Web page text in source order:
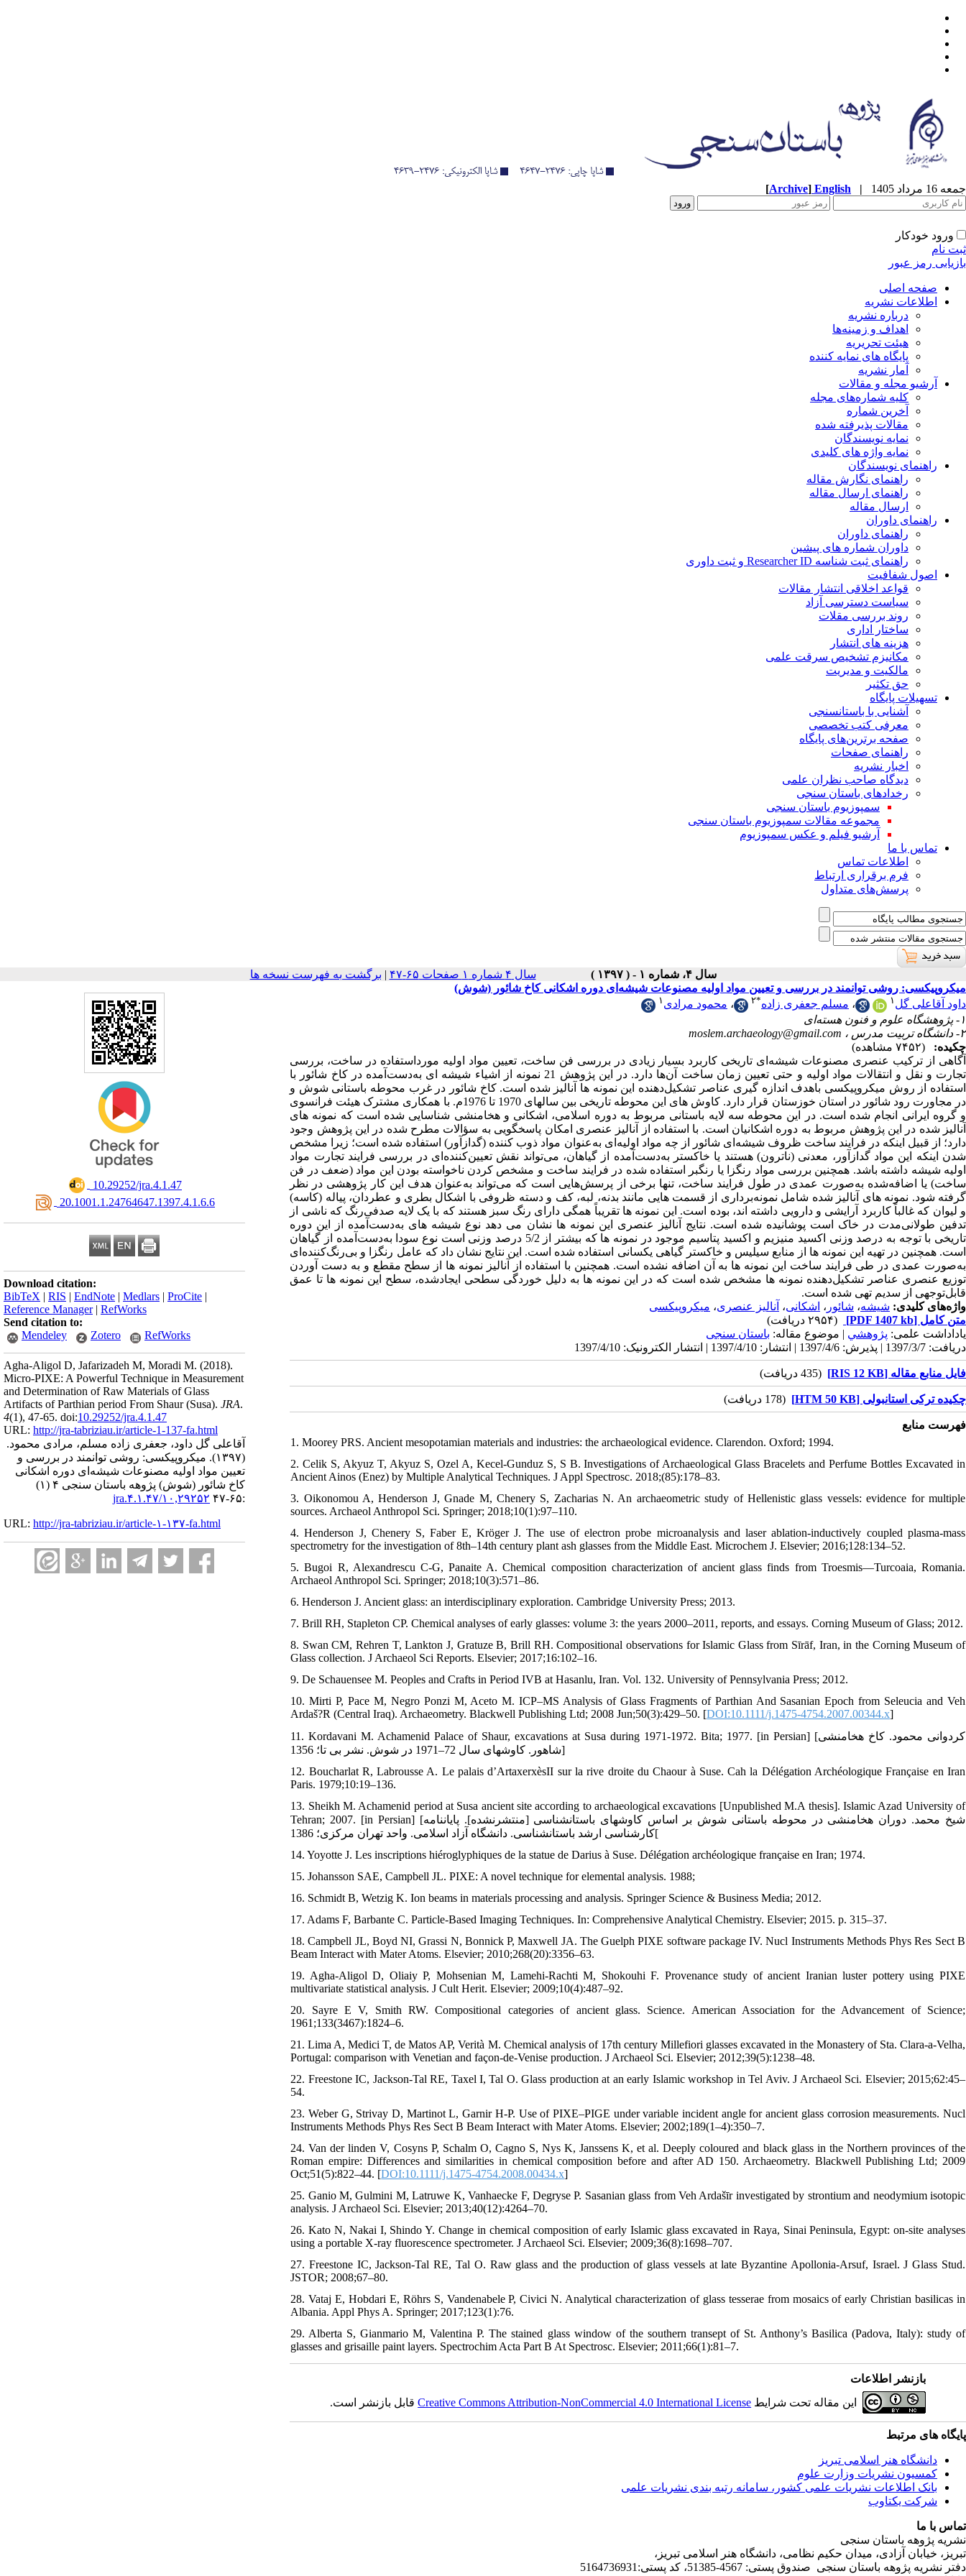
جمعه 16 مرداد 1405 |
English
[Archive]
ورود خودکار
ثبت نام
بازیابی رمز عبور
صفحه اصلی
اطلاعات نشریه
درباره نشریه
اهداف و زمینه‌ها
هیئت تحریریه
پایگاه های نمایه کننده
آمار نشریه
آرشیو مجله و مقالات
کلیه شماره‌های مجله
آخرین شماره
مقالات پذیرفته شده
نمایه نویسندگان
نمایه واژه های کلیدی
راهنمای نویسندگان
راهنمای نگارش مقاله
راهنمای ارسال مقاله
ارسال مقاله
راهنمای داوران
راهنمای داوران
داوران شماره های پیشین
راهنمای ثبت شناسه Researcher ID و ثبت داوری
اصول شفافیت
قواعد اخلاقی انتشار مقالات
سیاست دسترسی آزاد
روند بررسی مقلات
ساختار اداری
هزینه های انتشار
ﻣﮑﺎﻧﯿﺰم ﺗﺸﺨﯿﺺ ﺳﺮﻗﺖ ﻋﻠﻤﯽ
مالکیت و مدیریت
حق تکثیر
تسهیلات پایگاه
آشنایی با باستانسنجی
معرفی کتب تخصصی
صفحه برترین‌های پایگاه
راهنمای صفحات
اخبار نشریه
دیدگاه صاحب نظران علمی
رخدادهای باستان سنجی
سمپوزیوم باستان سنجی
مجموعه مقالات سمپوزیوم باستان سنجی
آرشیو فیلم و عکس سمپوزیوم
تماس با ما
اطلاعات تماس
فرم برقراری ارتباط
پرسش‌های متداول
سال ۴، شماره ۱ - ( ۱۳۹۷ ) سال ۴ شماره ۱ صفحات ۶۵-۴۷ | برگشت به فهرست نسخه ها
‎ 10.29252/jra.4.1.47
‎ 20.1001.1.24764647.1397.4.1.6.6
Download citation:
BibTeX | RIS | EndNote | Medlars | ProCite |
Reference Manager| RefWorks
Send citation to:
Mendeley
Zotero RefWorks
Agha-Aligol D, Jafarizadeh M, Moradi M. (2018).
Micro-PIXE: A Powerful Technique in Measurement
and Determination of Raw Materials of Glass
Artifacts of Parthian period From Shaur (Susa). JRA.
4(1), 47-65. doi:10.29252/jra.4.1.47
URL: http://jra-tabriziau.ir/article-1-137-fa.html
آقاعلی گل داود، جعفری زاده مسلم، مرادی محمود.
(۱۳۹۷).
میکروپیکسی: روشی توانمند در بررسی و
تعیین مواد اولیه مصنوعات شیشه‌ای دوره اشکانی
کاخ شائور (شوش) پژوهه باستان سنجی ۴ (۱)
:۶۵-۴۷
۱۰,۲۹۲۵۲/jra.۴.۱.۴۷
URL: http://jra-tabriziau.ir/article-۱-۱۳۷-fa.html
میکروپیکسی: روشی توانمند در بررسی و تعیین مواد اولیه مصنوعات شیشه‌ای دوره اشکانی کاخ شائور (شوش)
داود آقاعلی گل ۱ ، مسلم جعفری زاده*۲ ، محمود مرادی ۱
۱- پژوهشگاه علوم و فنون هسته‌ای
۲- دانشگاه تربیت مدرس ،
moslem.archaeology@gmail.com
چکیده:
(۷۴۵۲ مشاهده)
آگاهی از ترکیب عنصری مصنوعات شیشه‌ای تاریخی کاربرد بسیار زیادی در بررسی فن ساخت، تعیین مواد اولیه مورداستفاده در ساخت، بررسی
تجارت و نقل و انتقالات مواد اولیه و حتی تعیین زمان ساخت آن‌ها دارد. در این پژوهش 21 نمونه از اشیاء شیشه ‏ای به‌دست‌آمده در کاخ شائور با
استفاده از روش میکروپیکسی باهدف اندازه‏ گیری عناصر تشکیل‌دهنده این نمونه‏ ها آنالیز شده است. کاخ شائور در غرب محوطه باستانی شوش و
در مجاورت رود شائور در استان خوزستان قرار دارد. کاوش ‏های این محوطه تاریخی بین سال‏های 1970 تا 1976م. با همکاری مشترک هیئت فرانسوی
و گروه ایرانی انجام شده است. در این محوطه سه لایه باستانی مربوط به دوره اسلامی، اشکانی و هخامنشی شناسایی شده است که نمونه‏ های
آنالیز شده در این پژوهش مربوط به دوره اشکانیان است. با استفاده از آنالیز عنصری امکان پاسخگویی به سؤالات مطرح شده در این پژوهش وجود
دارد؛ از قبیل اینکه در فرایند ساخت ظروف شیشه‌ای شائور از چه مواد اولیه‌ای به‌عنوان مواد ذوب‏ کننده (گدازآور) استفاده شده است؛ زیرا مشخص
شدن اینکه این مواد گدازآور، معدنی (ناترون) هستند یا خاکستر به‌دست‌آمده از گیاهان، می‌تواند نقش تعیین‌کننده‌ای در بررسی فرایند تجارت مواد
اولیه شیشه داشته باشد. همچنین بررسی مواد رنگزا یا رنگبر استفاده‏ شده در فرایند ساخت و مشخص کردن ناخواسته بودن این مواد (ضعف در فن
ساخت) یا اضافه‌شده به‌صورت عمدی در طول فرایند ساخت، تنها برخی از پرسش‌هایی است که می‌تواند به‌عنوان هدف این کار پژوهشی در نظر
گرفته شود. نمونه‏ های آنالیز شده شامل نمونه‌برداری از قسمت‏ هایی مانند بدنه، لبه، کف و دسته ظروفی با اشکال بطری و عطردان، پیاله (کاسه)
و لیوان که غالباً کاربرد آرایشی و دارویی داشته‏ اند، بوده است. این نمونه ‏ها تقریباً همگی دارای رنگ سبز هستند که با یک ‌لایه صدفی‌رنگ که ناشی از
تدفین طولانی‌مدت در خاک است پوشانیده شده است. نتایج آنالیز عنصری این نمونه‏ ها نشان می‏ دهد نوع شیشه‏ های به‌دست‌آمده از این دوره
تاریخی با توجه به درصد وزنی اکسید منیزیم و اکسید پتاسیم موجود در نمونه‏ ها که بیشتر از 5/2 درصد وزنی است نوع سودا به‌دست‌آمده از گیاهان
است. همچنین در تهیه این نمونه ‏ها از منابع سیلیس و خاکستر گیاهی یکسانی استفاده شده است. این نتایج نشان داد که عامل رنگزا و بی‌رنگ‌کننده‌ای
به‌صورت عمدی در طی فرایند ساخت این نمونه‏ ها به آن اضافه نشده است. همچنین با استفاده از آنالیز نمونه‏ ها از سطح مقطع و به‏ دست آوردن
توزیع عنصری عناصر تشکیل‌دهنده نمونه ‏ها مشخص شده است که در این نمونه‏ ها به دلیل خوردگی سطحی ایجادشده، سطح این نمونه‏ ها تا عمق
قابل‌توجهی از سدیم تهی شده است.
واژه‌های کلیدی: شیشه، شائور ، اشکانی، آنالیز عنصری، میکروپیکسی
متن کامل [PDF 1407 kb]
(۲۹۵۴ دریافت)
یاداداشت علمی: پژوهشي | موضوع مقاله: باستان سنجی
دریافت: 1397/3/7 | پذیرش: 1397/4/6 | انتشار: 1397/4/10 | انتشار الکترونیک: 1397/4/10
فایل منابع مقاله [RIS 12 KB] (435 دریافت)
چکیده ترکی استانبولی [HTM 50 KB] (178 دریافت)
فهرست منابع
1. Moorey PRS. Ancient mesopotamian materials and industries: the archaeological evidence. Clarendon. Oxford; 1994.
2. Celik S, Akyuz T, Akyuz S, Ozel A, Kecel-Gunduz S, S B. Investigations of Archaeological Glass Bracelets and Perfume Bottles Excavated in
Ancient Ainos (Enez) by Multiple Analytical Techniques. J Appl Spectrosc. 2018;(85):178–83.
3. Oikonomou A, Henderson J, Gnade M, Chenery S, Zacharias N. An archaeometric study of Hellenistic glass vessels: evidence for multiple
sources. Archaeol Anthropol Sci. Springer; 2018;10(1):97–110.
4. Henderson J, Chenery S, Faber E, Kröger J. The use of electron probe microanalysis and laser ablation-inductively coupled plasma-mass
spectrometry for the investigation of 8th–14th century plant ash glasses from the Middle East. Microchem J. Elsevier; 2016;128:134–52.
5. Bugoi R, Alexandrescu C-G, Panaite A. Chemical composition characterization of ancient glass finds from Troesmis—Turcoaia, Romania.
Archaeol Anthropol Sci. Springer; 2018;10(3):571–86.
6. Henderson J. Ancient glass: an interdisciplinary exploration. Cambridge University Press; 2013.
7. Brill RH, Stapleton CP. Chemical analyses of early glasses: volume 3: the years 2000–2011, reports, and essays. Corning Museum of Glass; 2012.
8. Swan CM, Rehren T, Lankton J, Gratuze B, Brill RH. Compositional observations for Islamic Glass from Sīrāf, Iran, in the Corning Museum of
Glass collection. J Archaeol Sci Reports. Elsevier; 2017;16:102–16.
9. De Schauensee M. Peoples and Crafts in Period IVB at Hasanlu, Iran. Vol. 132. University of Pennsylvania Press; 2012.
10. Mirti P, Pace M, Negro Ponzi M, Aceto M. ICP–MS Analysis of Glass Fragments of Parthian And Sasanian Epoch from Seleucia and Veh
Ardaš?R (Central Iraq). Archaeometry. Blackwell Publishing Ltd; 2008 Jun;50(3):429–50. [DOI:10.1111/j.1475-4754.2007.00344.x]
11. Kordavani M. Achamenid Palace of Shaur, excavations at Susa during 1971-1972. Bita; 1977. [in Persian] [کردوانی محمود. کاخ هخامنشی
شاهور. کاوش‏های سال 72–1971 در شوش. نشر بی تا؛ 1356]
12. Boucharlat R, Labrousse A. Le palais d’ArtaxerxèsII sur la rive droite du Chaour à Suse. Cah la Délégation Archéologique Française en Iran
Paris. 1979;10:19–136.
13. Sheikh M. Achamenid period at Susa ancient site according to archaeological excavations [Unpublished M.A thesis]. Islamic Azad University of
Tehran; 2007. [in Persian] [شیخ محمد. دوران هخامنشی در محوطه باستانی شوش بر اساس کاوش‏های باستان‏شناسی [منتشرنشده]. پایان‏نامه
کارشناسی ارشد باستان‏شناسی. دانشگاه آزاد اسلامی. واحد تهران مرکزی؛ 1386[
14. Yoyotte J. Les inscriptions hiéroglyphiques de la statue de Darius à Suse. Délégation archéologique française en Iran; 1974.
15. Johansson SAE, Campbell JL. PIXE: A novel technique for elemental analysis. 1988;
16. Schmidt B, Wetzig K. Ion beams in materials processing and analysis. Springer Science & Business Media; 2012.
17. Adams F, Barbante C. Particle-Based Imaging Techniques. In: Comprehensive Analytical Chemistry. Elsevier; 2015. p. 315–37.
18. Campbell JL, Boyd NI, Grassi N, Bonnick P, Maxwell JA. The Guelph PIXE software package IV. Nucl Instruments Methods Phys Res Sect B
Beam Interact with Mater Atoms. Elsevier; 2010;268(20):3356–63.
19. Agha-Aligol D, Oliaiy P, Mohsenian M, Lamehi-Rachti M, Shokouhi F. Provenance study of ancient Iranian luster pottery using PIXE
multivariate statistical analysis. J Cult Herit. Elsevier; 2009;10(4):487–92.
20. Sayre E V, Smith RW. Compositional categories of ancient glass. Science. American Association for the Advancement of Science;
1961;133(3467):1824–6.
21. Lima A, Medici T, de Matos AP, Verità M. Chemical analysis of 17th century Millefiori glasses excavated in the Monastery of Sta. Clara-a-Velha,
Portugal: comparison with Venetian and façon-de-Venise production. J Archaeol Sci. Elsevier; 2012;39(5):1238–48.
22. Freestone IC, Jackson-Tal RE, Taxel I, Tal O. Glass production at an early Islamic workshop in Tel Aviv. J Archaeol Sci. Elsevier; 2015;62:45–
54.
23. Weber G, Strivay D, Martinot L, Garnir H-P. Use of PIXE–PIGE under variable incident angle for ancient glass corrosion measurements. Nucl
Instruments Methods Phys Res Sect B Beam Interact with Mater Atoms. Elsevier; 2002;189(1–4):350–7.
24. Van der linden V, Cosyns P, Schalm O, Cagno S, Nys K, Janssens K, et al. Deeply coloured and black glass in the Northern provinces of the
Roman empire: Differences and similarities in chemical composition before and after AD 150. Archaeometry. Blackwell Publishing Ltd; 2009
Oct;51(5):822–44. [DOI:10.1111/j.1475-4754.2008.00434.x]
25. Ganio M, Gulmini M, Latruwe K, Vanhaecke F, Degryse P. Sasanian glass from Veh Ardašīr investigated by strontium and neodymium isotopic
analysis. J Archaeol Sci. Elsevier; 2013;40(12):4264–70.
26. Kato N, Nakai I, Shindo Y. Change in chemical composition of early Islamic glass excavated in Raya, Sinai Peninsula, Egypt: on-site analyses
using a portable X-ray fluorescence spectrometer. J Archaeol Sci. Elsevier; 2009;36(8):1698–707.
27. Freestone IC, Jackson-Tal RE, Tal O. Raw glass and the production of glass vessels at late Byzantine Apollonia-Arsuf, Israel. J Glass Stud.
JSTOR; 2008;67–80.
28. Vataj E, Hobdari E, Röhrs S, Vandenabele P, Civici N. Analytical characterization of glass tesserae from mosaics of early Christian basilicas in
Albania. Appl Phys A. Springer; 2017;123(1):76.
29. Alberta S, Gianmario M, Valentina P. The stained glass window of the southern transept of St. Anthony’s Basilica (Padova, Italy): study of
glasses and grisaille paint layers. Spectrochim Acta Part B At Spectrosc. Elsevier; 2011;66(1):81–7.
بازنشر اطلاعات
این مقاله تحت شرایط Creative Commons Attribution-NonCommercial 4.0 International Licenseقابل بازنشر است.
پایگاه های مرتبط
دانشگاه هنر اسلامی تبریز
کمسیون نشریات وزارت علوم
بانک اطلاعات نشریات علمی کشور، سامانه رتبه بندی نشریات علمی
شرکت یکتاوب
تماس با ما
نشریه پژوهه باستان سنجی
تبریز، خیابان آزادی، میدان حکیم نظامی، دانشگاه هنر اسلامی تبریز،
دفتر نشریه پژوهه­ باستان­ سنجی صندوق پستی: 4567-51385، کد پستی:5164736931